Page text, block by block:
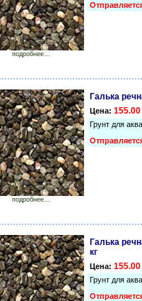
подробнее...
подробнее...
Галька
Цена: 155.00
Грунт для
Галька
кг
Цена: 155.00
Грунт для